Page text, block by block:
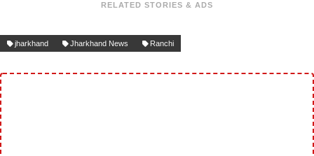
RELATED STORIES & ADS
jharkhand Jharkhand News Ranchi